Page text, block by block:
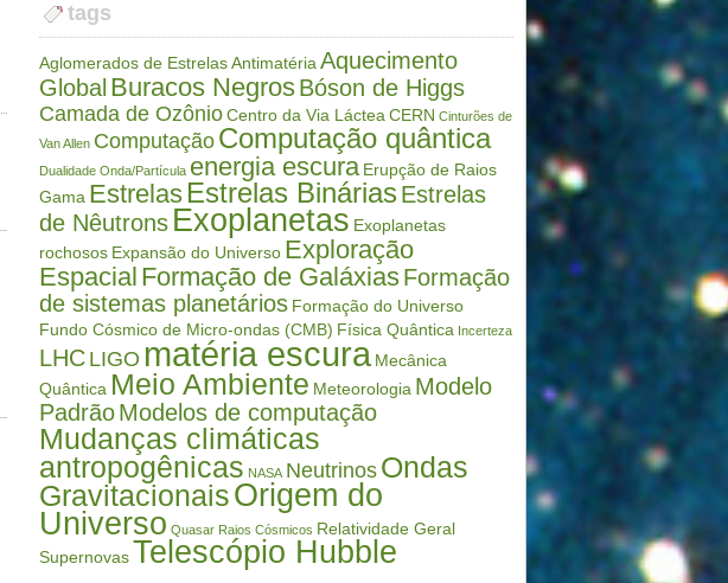
tags
Aglomerados de EstrelasAntimatéria Aquecimento
Global Buracos NegrosBóson de Higgs
Camada de OzônioCentro da Via Láctea CERN Cinturões de
Van Allen Computação Computação quântica
Dualidade Onda/Partícula energia escura Erupção de Raios
Gama Estrelas Estrelas Binárias Estrelas
de Nêutrons Exoplanetas Exoplanetas
rochosos Expansão do Universo Exploração
Espacial Formação de GaláxiasFormação
de sistemas planetários Formação do Universo
Fundo Cósmico de Micro-ondas (CMB) Física Quântica Incerteza
LHC LIGO matéria escura Mecânica
Quântica Meio Ambiente Meteorologia Modelo
PadrãoModelos de computação
Mudanças climáticas
antropogênicas NASA Neutrinos Ondas
GravitacionaisOrigem do
Universo Quasar Raios Cósmicos Relatividade Geral
SupernovasTelescópio Hubble